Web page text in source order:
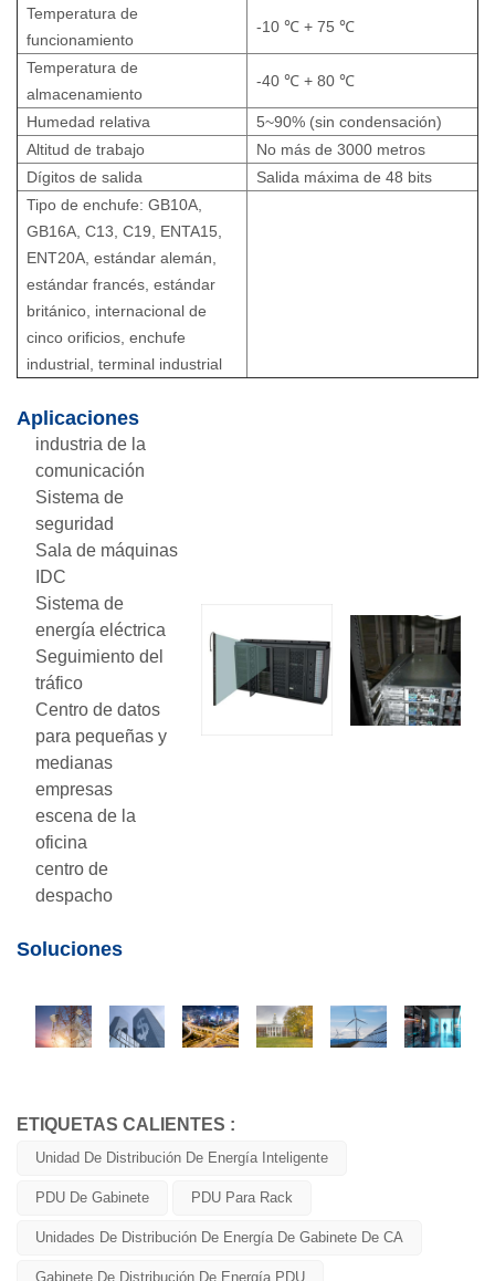
Temperatura de
funcionamiento
-10 ℃ + 75 ℃
Temperatura de
almacenamiento
-40 ℃ + 80 ℃
Humedad relativa
5~90% (sin condensación)
Altitud de trabajo
No más de 3000 metros
Dígitos de salida
Salida máxima de 48 bits
Tipo de enchufe: GB10A,
GB16A, C13, C19, ENTA15,
ENT20A, estándar alemán,
estándar francés, estándar
británico, internacional de
cinco orificios, enchufe
industrial, terminal industrial
Aplicaciones
industria de la
comunicación
Sistema de
seguridad
Sala de máquinas
IDC
Sistema de
energía eléctrica
Seguimiento del
tráfico
Centro de datos
para pequeñas y
medianas
empresas
escena de la
oficina
centro de
despacho
Soluciones
ETIQUETAS CALIENTES :
Unidad De Distribución De Energía Inteligente
PDU De Gabinete PDU Para Rack
Unidades De Distribución De Energía De Gabinete De CA
Gabinete De Distribución De Energía PDU